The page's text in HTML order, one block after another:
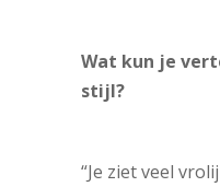
Wat kun je
stijl?
“Je ziet veel